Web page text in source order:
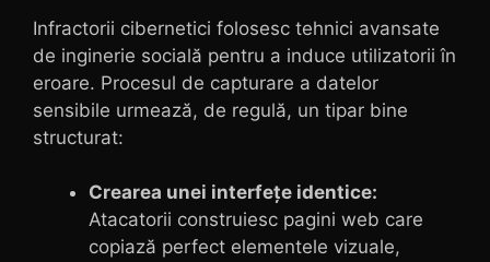
Infractorii cibernetici folosesc tehnici avansate
de inginerie socială pentru a induce utilizatorii în
eroare. Procesul de capturare a datelor
sensibile urmează, de regulă, un tipar bine
structurat:
Crearea unei interfețe identice:
Atacatorii construiesc pagini web care
copiază perfect elementele vizuale,